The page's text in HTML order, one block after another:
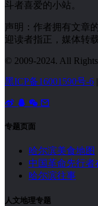
斗者喜爱的小站。
声明：作者拥有文章
迎读者指正，媒体转
© 2009-2024. All Rights
黑ICP备16001590号-6 |
专题页面
哈尔滨美食地图
中国革命先行者
哈尔滨往事
人文地理专题